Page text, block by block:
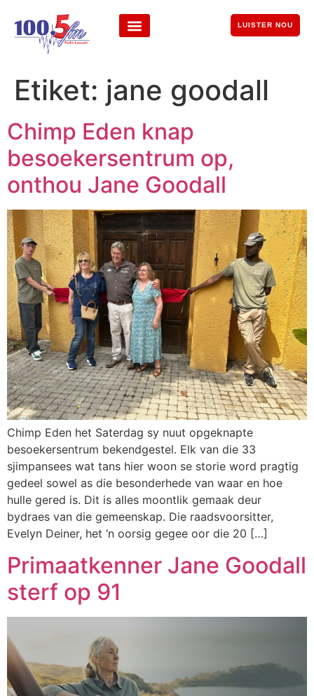
LUISTER NOU
Etiket: jane goodall
Chimp Eden knap
besoekersentrum op,
onthou Jane Goodall
Chimp Eden het Saterdag sy nuut opgeknapte
besoekersentrum bekendgestel. Elk van die 33
sjimpansees wat tans hier woon se storie word pragtig
gedeel sowel as die besonderhede van waar en hoe
hulle gered is. Dit is alles moontlik gemaak deur
bydraes van die gemeenskap. Die raadsvoorsitter,
Evelyn Deiner, het ‘n oorsig gegee oor die 20 […]
Primaatkenner Jane Goodall
sterf op 91